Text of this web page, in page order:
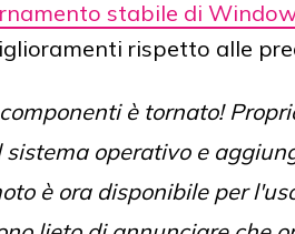
stabile di
rispetto alle
è tornato!
sistema operativo e
è ora disponibile per